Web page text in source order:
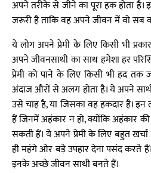
अपने तरीके से जीने का पूरा हक होता है।
जरूरी है ताकि वह अपने जीवन में वो सब
ये लोग अपने प्रेमी के लिए किसी भी
अपने जीवनसाथी का साथ हमेशा हर
प्रेमी को पाने के लिए किसी भी हद
अंदाज औरों से अलग होता है। ये अपने
उसे चाह है, या जिसका वह हकदार है। इन
हैं जिनमें अहंकार न हो, क्योंकि अहंकार
सकती हैं। ये अपने प्रेमी के लिए बहुत
ही महंगे ओर बड़े उपहार देना पसंद करते हैं।
इनके अच्छे जीवन साथी बनते हैं।